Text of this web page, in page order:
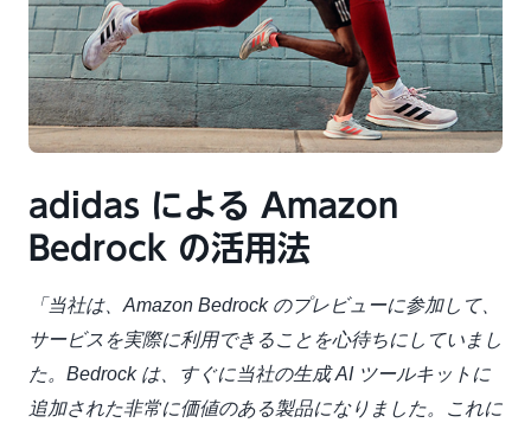
adidas による Amazon
Bedrock の活用法
「当社は、Amazon Bedrock のプレビューに参加して、
サービスを実際に利用できることを心待ちにしていまし
た。Bedrock は、すぐに当社の生成 AI ツールキットに
追加された非常に価値のある製品になりました。これに